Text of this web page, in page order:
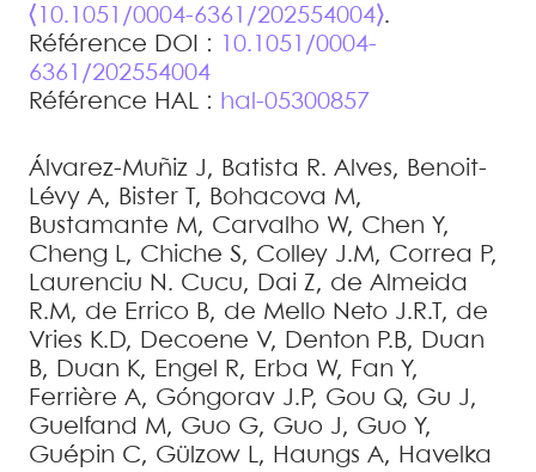
⟨10.1051/0004-6361/202554004⟩.
Référence DOI :
10.1051/0004-
6361/202554004
Référence HAL : hal-05300857
Álvarez-Muñiz J, Batista R. Alves, Benoit-
Lévy A, Bister , Bohacova M,
Bustamante M, Carvalho W, Chen Y,
Cheng L, Chiche S, Colley J.M, Correa P,
Laurenciu N. Cucu, Dai Z, de Almeida
R.M, de Errico B, de Mello Neto J.R.T , de
Vries K.D, Decoene V, Denton P.B, Duan
B, Duan K, Engel R, Erba W, Fan Y,
Ferrière A, Góngorav J.P, Gou Q, Gu J,
Guelfand M, Guo G, Guo J, Guo Y,
Guépin C, Gülzow L, Haungs A, Havelka